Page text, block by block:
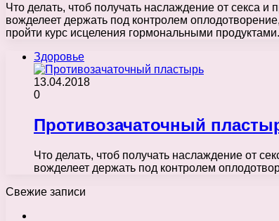
Что делать, чтоб получать наслаждение от секса
вожделеет держать под контролем
пройти курс исцеления гормональными продуктами.
Здоровье
13.04.2018
0
Противозачаточный
Что делать, чтоб получать наслаждение от
вожделеет держать под контролем
Свежие записи